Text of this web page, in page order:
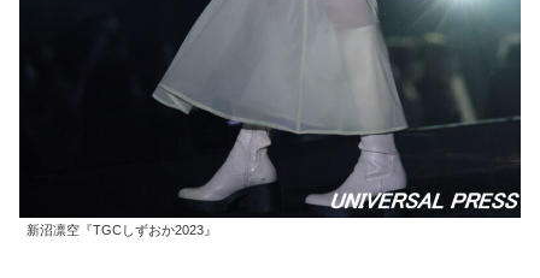
新沼凛空『TGCしずおか2023』